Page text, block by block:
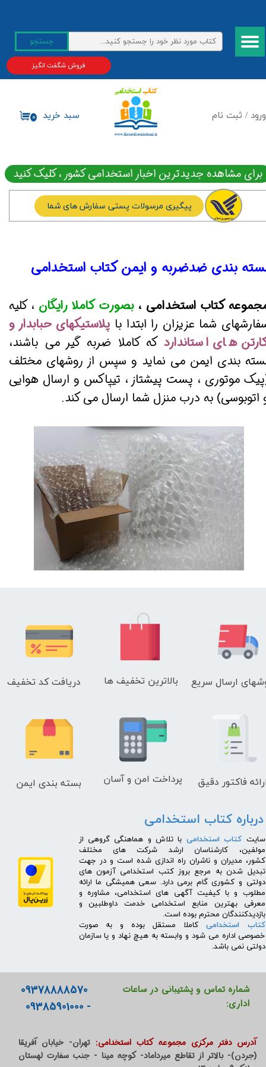
ورود / ثبت نام
حساب کاربری من
تغییر گذر واژه
سفارشات
جستجو
۰ سبد خرید
فروش شگفت انگیز
برای مشاهده جدیدترین اخبار استخدامی کشور ، کلیک کنید
پیگیری مرسولات پستی سفارش های شما
بندی ضدضربه و ایمن کتاب استخدامی
کتاب استخدامی ،بصورت کاملا رایگان ، کلیه
شما عزیزان را ابتدا با پلاستیکهای حبابدار و
های استاندارد که کاملا ضربه گیر می باشند،
بندی ایمن می نماید و سپس از روشهای مختلف
موتوری ، پست پیشتاز ، تیپاکس و ارسال هوایی
اتوبوسی) به درب منزل شما ارسال می کند.
ارسال سریع دریافت کد تخفیف بالاترین تخفیف ها
بسته بندی ایمن فاکتور دقیق پرداخت امن و آسان
درباره کتاب استخدامی
​سایت کتاب استخدامی با تلاش و هماهنگی گروهی از
مولفین، کارشناسان ارشد شرکت های مختلف
کشور، مدیران و ناشران راه اندازی شده است و در جهت
تبدیل شدن به مرجع بروز کتب استخدامی آزمون های
دولتی و کشوری گام برمی دارد. سعی همیشگی ما ارائه
مطلوب و با کیفیت آگهی های استخدامی، مشاوره و
معرفی بهترین منابع استخدامی خدمت داوطلبین و
بازدیدکنندگان محترم بوده است.
کتاب استخدامیکاملا مستقل بوده و به صورت
خصوصی اداره می شود و وابسته به هیچ نهاد و یا سازمان
دولتی نمی باشد.
شماره تماس و پشتیبانی در ساعات
اداری:
09378888570
- 09385901000
آدرس دفتر مرکزی مجموعه کتاب استخدامی: تهران- خیابان آفریقا
(جردن)- بالاتر از تقاطع میرداماد- کوچه مینا - جنب سفارت لهستان